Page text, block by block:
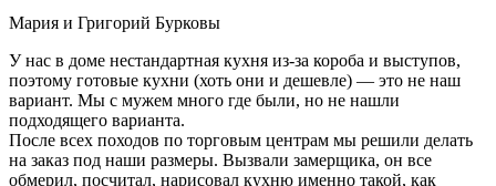
Мария и Григорий Бурковы
У нас в доме нестандартная кухня из-за короба и выступов,
поэтому готовые кухни (хоть они и дешевле) — это не наш
вариант. Мы с мужем много где были, но не нашли
подходящего варианта.
После всех походов по торговым центрам мы решили делать
на заказ под наши размеры. Вызвали замерщика, он все
обмерил, посчитал, нарисовал кухню именно такой, как